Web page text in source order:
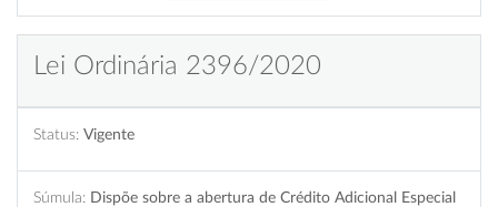
Lei Ordinária 2396/2020
Status: Vigente
Súmula: Dispõe sobre a abertura de Crédito Adicional Especial